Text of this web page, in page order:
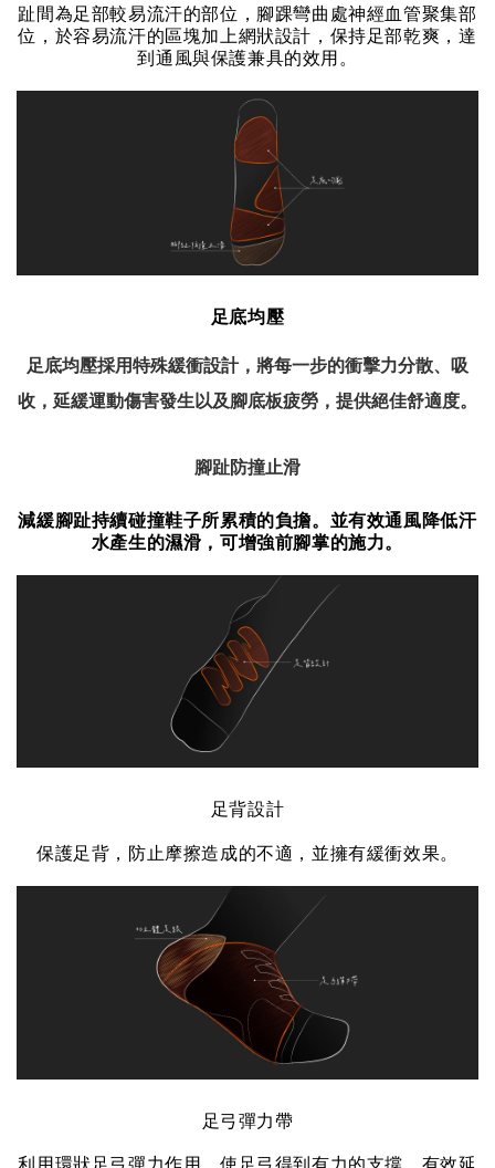
趾間為足部較易流汗的部位，腳踝彎曲處神經血管聚集部
位，於容易流汗的區塊加上網狀設計，保持足部乾爽，達
到通風與保護兼具的效用。
足底均壓
足底均壓採用特殊緩衝設計，將每一步的衝擊力分散、吸
收，延緩運動傷害發生以及腳底板疲勞，提供絕佳舒適度。
腳趾防撞止滑
減緩腳趾持續碰撞鞋子所累積的負擔。並有效通風降低汗
水產生的濕滑，可增強前腳掌的施力。
足背設計
保護足背，防止摩擦造成的不適，並擁有緩衝效果。
足弓彈力帶